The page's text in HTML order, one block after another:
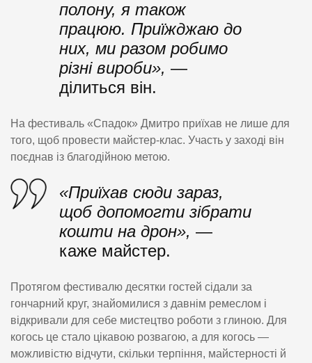
полону, я також
працюю. Приїжджаю до
них, ми разом робимо
різні вироби», —
ділиться він.
На фестиваль «Спадок» Дмитро приїхав не лише для
того, щоб провести майстер-клас. Участь у заході він
поєднав із благодійною метою.
«Приїхав сюди зараз,
щоб допомогти зібрати
кошти на дрон», —
каже майстер.
Протягом фестивалю десятки гостей сідали за
гончарний круг, знайомилися з давнім ремеслом і
відкривали для себе мистецтво роботи з глиною. Для
когось це стало цікавою розвагою, а для когось —
можливістю відчути, скільки терпіння, майстерності й